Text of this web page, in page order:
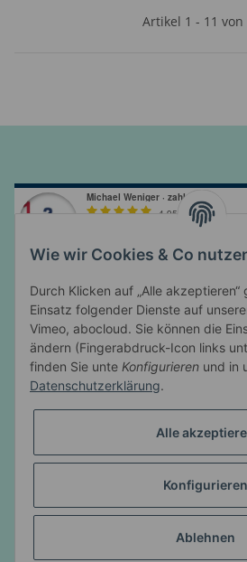
Artikel 1 - 11 von
Informationen
Gesetzliche Informationen
* Alle Preise inkl. gesetzlicher USt., zzgl.Versand
Hier verwendete
Abbildungen sind Eigentum des jeweiligen
Wie wir Cookies & Co
Durch Klicken auf „Alle
Einsatz folgender Dienste auf
Vimeo, abocloud. Sie können die
ändern (Fingerabdruck-Icon links
finden Sie unte Konfigurieren und in
Datenschutzerklärung.
Alle
Konfigurieren
Ablehnen